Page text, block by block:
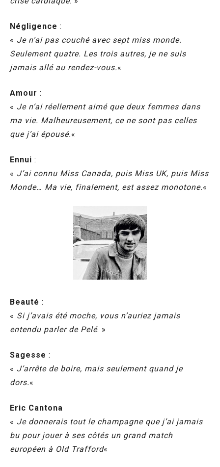
Négligence :
« Je n’ai pas couché avec sept miss monde.
Seulement quatre. Les trois autres, je ne suis
jamais allé au rendez-vous.«
Amour :
« Je n’ai réellement aimé que deux femmes dans
ma vie. Malheureusement, ce ne sont pas celles
que j’ai épousé.«
Ennui :
« J’ai connu Miss Canada, puis Miss UK, puis Miss
Monde… Ma vie, finalement, est assez monotone.«
Beauté :
« Si j’avais été moche, vous n’auriez jamais
entendu parler de Pelé. »
Sagesse :
« J’arrête de boire, mais seulement quand je
dors.«
Eric Cantona
« Je donnerais tout le champagne que j’ai jamais
bu pour jouer à ses côtés un grand match
européen à Old Trafford«